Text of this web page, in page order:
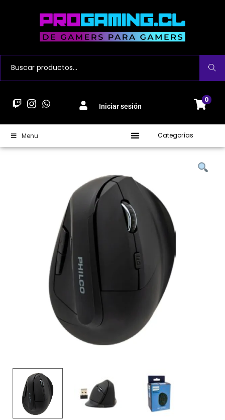
Buscar
Iniciar sesión
0
Menu Categorías